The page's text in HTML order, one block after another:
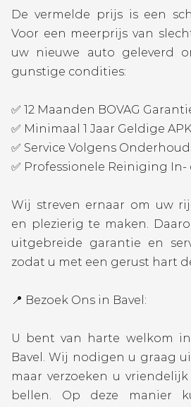
De vermelde prijs is een
Voor een meerprijs van
uw nieuwe auto geleverd
gunstige condities:
✅ 12 Maanden BOVAG
✅ Minimaal 1 Jaar Geldige APK
✅ Service Volgens
✅ Professionele Reiniging In-
Wij streven ernaar om uw
en plezierig te maken.
uitgebreide garantie en
zodat u met een gerust hart
📍 Bezoek Ons in Bavel:
U bent van harte welkom
Bavel. Wij nodigen u graag
maar verzoeken u
bellen. Op deze manier